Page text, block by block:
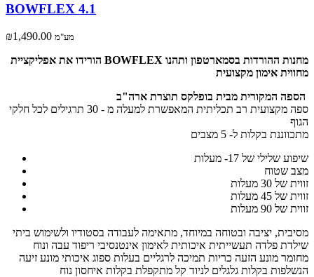
BOWFLEX 4.1
₪1,490.00 מע"מ
הורידו את אפליקציית BOWFLEX מחנות ההורדות בסמארטפון ותהנו
מחווית אימון מקצועית
ספה מקצועית רב תכליתית המאפשרת למעלה מ - 30 תרגילים לכל חלקי
הגוף
מתכווננת בקלות ל- 5 מצבים
שיפוע שלילי של 17- מעלות
מצב שטוח
זווית של 30 מעלות
זווית של 45 מעלות
זווית של 90 מעלות
מסיבית, יציבה ובטוחה במיוחד, מתאימה לעבודה בסטודיו ולשימוש ביתי
שילדת פלדה תעשייתית איכותית לאימון אינטנסיבי ריפוד עבה ונוח
מחומר מונע הזעה כריות תמיכה לרגליים בעלות ספוג איכותי מונע זיעה
הנשלפות בקלות גלגלים לניוד קל מתקפלת בקלות איחסון נוח